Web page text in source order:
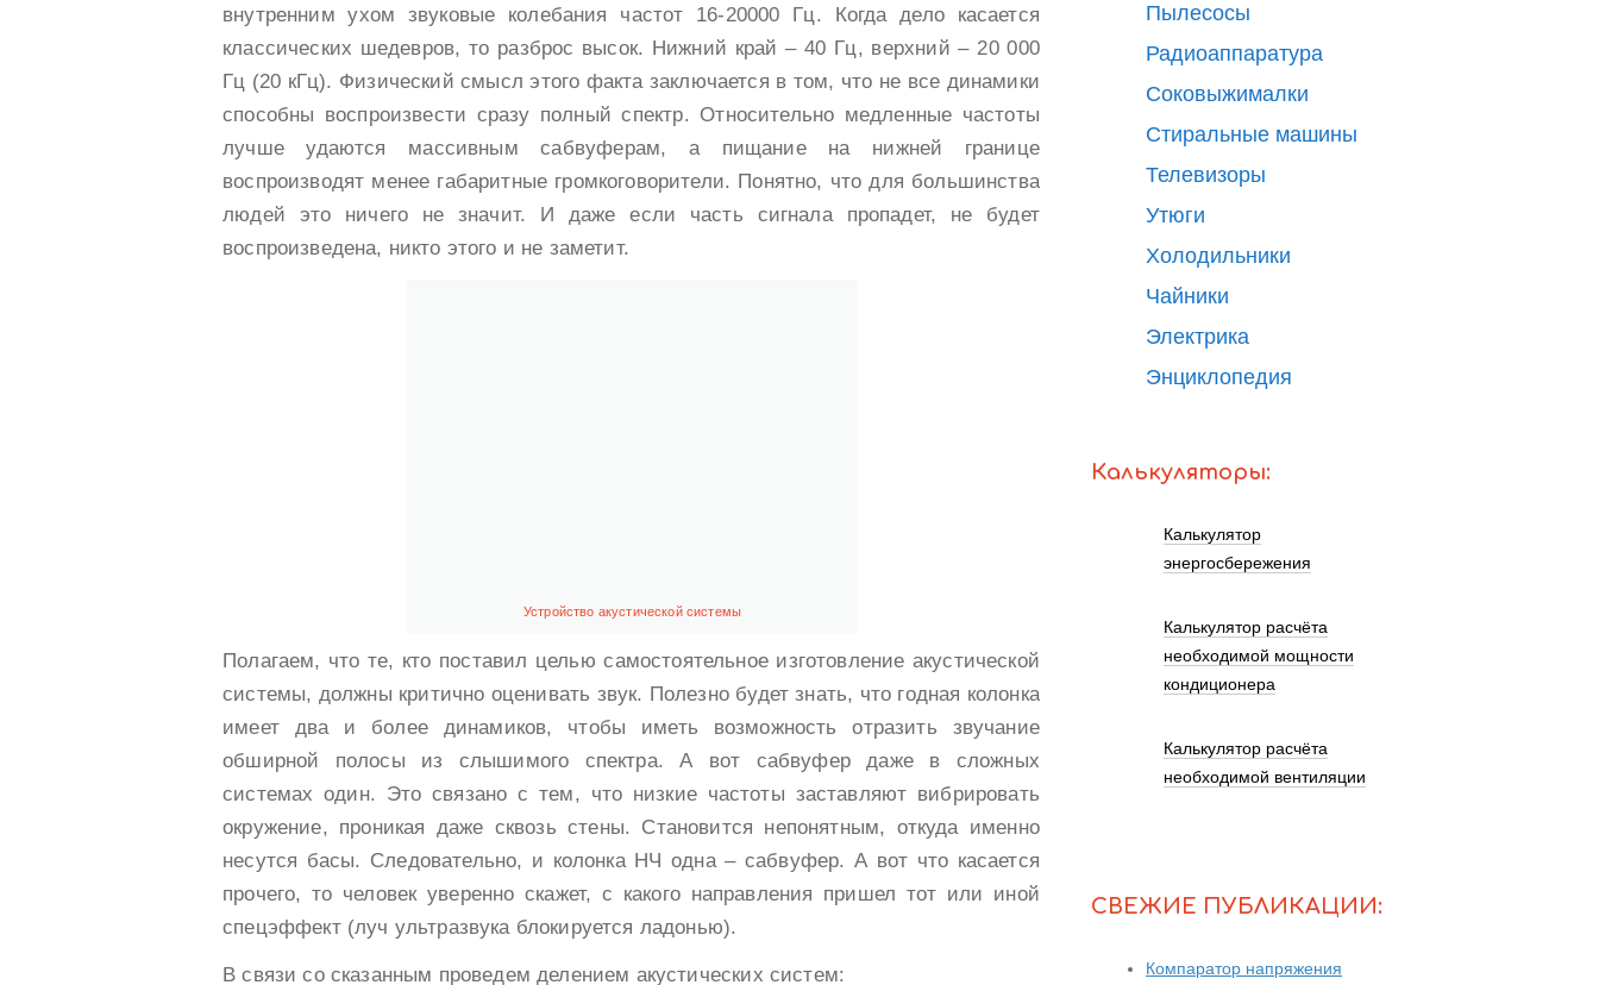
внутренним ухом звуковые колебания частот 16-20000 Гц. Когда дело касается
классических шедевров, то разброс высок. Нижний край – 40 Гц, верхний – 20 000
Гц (20 кГц). Физический смысл этого факта заключается в том, что не все динамики
способны воспроизвести сразу полный спектр. Относительно медленные частоты
лучше удаются массивным сабвуферам, а пищание на нижней границе
воспроизводят менее габаритные громкоговорители. Понятно, что для большинства
людей это ничего не значит. И даже если часть сигнала пропадет, не будет
воспроизведена, никто этого и не заметит.
Устройство акустической системы
Полагаем, что те, кто поставил целью самостоятельное изготовление акустической
системы, должны критично оценивать звук. Полезно будет знать, что годная колонка
имеет два и более динамиков, чтобы иметь возможность отразить звучание
обширной полосы из слышимого спектра. А вот сабвуфер даже в сложных
системах один. Это связано с тем, что низкие частоты заставляют вибрировать
окружение, проникая даже сквозь стены. Становится непонятным, откуда именно
несутся басы. Следовательно, и колонка НЧ одна – сабвуфер. А вот что касается
прочего, то человек уверенно скажет, с какого направления пришел тот или иной
спецэффект (луч ультразвука блокируется ладонью).
В связи со сказанным проведем делением акустических систем:
Пылесосы
Радиоаппаратура
Соковыжималки
Стиральные машины
Телевизоры
Утюги
Холодильники
Чайники
Электрика
Энциклопедия
Калькуляторы:
Калькулятор
энергосбережения
Калькулятор расчёта
необходимой мощности
кондиционера
Калькулятор расчёта
необходимой вентиляции
СВЕЖИЕ ПУБЛИКАЦИИ:
Компаратор напряжения